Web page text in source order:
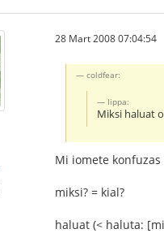
28 Mart 2008 07:04:54
coldfear:
Iippa:
Miksi haluat
Mi iomete konfuzas
miksi? = kial?
haluat (< haluta: